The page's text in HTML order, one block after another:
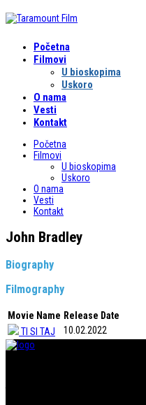
Početna
Filmovi
U bioskopima
Uskoro
O nama
Vesti
Kontakt
Početna
Filmovi
U bioskopima
Uskoro
O nama
Vesti
Kontakt
John Bradley
Biography
Filmography
Movie Name Release Date
TI SI TAJ
10.02.2022